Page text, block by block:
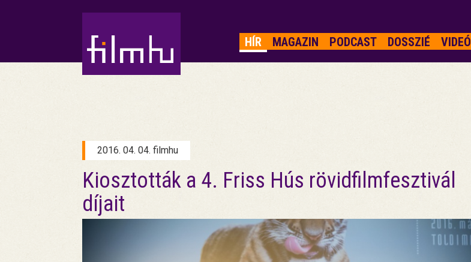
HÍR MAGAZIN PODCAST DOSSZIÉ VIDEÓ
2016. 04. 04. filmhu
Kiosztották a 4. Friss Hús rövidfilmfesztivál
díjait